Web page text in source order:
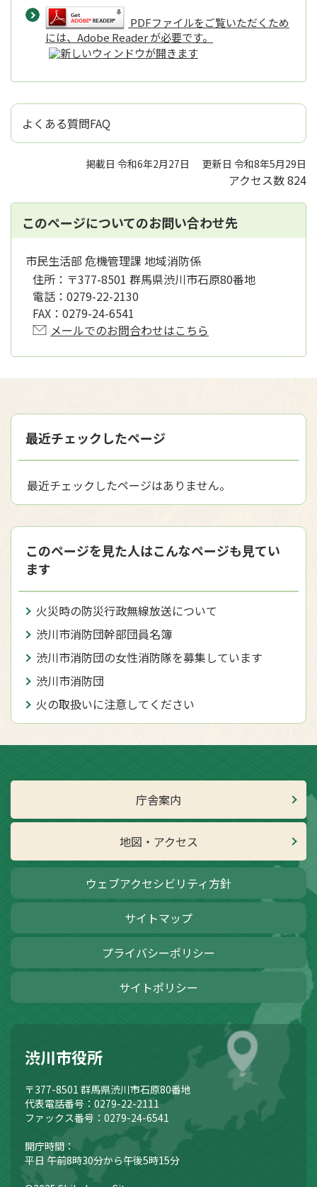
PDFファイルをご覧いただくため
には、Adobe Reader が必要です。
よくある質問FAQ
掲載日 令和6年2月27日 更新日 令和8年5月29日
アクセス数824
このページについてのお問い合わせ先
市民生活部 危機管理課 地域消防係
住所： 〒377-8501 群馬県渋川市石原80番地
電話： 0279-22-2130
FAX： 0279-24-6541
メールでのお問合わせはこちら
最近チェックしたページ
最近チェックしたページはありません。
このページを見た人はこんなページも見てい
ます
火災時の防災行政無線放送について
渋川市消防団幹部団員名簿
渋川市消防団の女性消防隊を募集しています
渋川市消防団
火の取扱いに注意してください
庁舎案内
地図・アクセス
ウェブアクセシビリティ方針
サイトマップ
プライバシーポリシー
サイトポリシー
渋川市役所
〒377-8501 群馬県渋川市石原80番地
代表電話番号：0279-22-2111
ファックス番号：0279-24-6541
開庁時間：
平日 午前8時30分から午後5時15分